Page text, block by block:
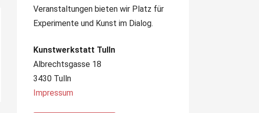
Veranstaltungen bieten wir Platz für
Experimente und Kunst im Dialog.
Kunstwerkstatt Tulln
Albrechtsgasse 18
3430 Tulln
Impressum